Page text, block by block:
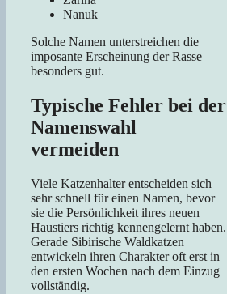
Nanuk
Solche Namen unterstreichen die
imposante Erscheinung der Rasse
besonders gut.
Typische Fehler bei der
Namenswahl
vermeiden
Viele Katzenhalter entscheiden sich
sehr schnell für einen Namen, bevor
sie die Persönlichkeit ihres neuen
Haustiers richtig kennengelernt haben.
Gerade Sibirische Waldkatzen
entwickeln ihren Charakter oft erst in
den ersten Wochen nach dem Einzug
vollständig.